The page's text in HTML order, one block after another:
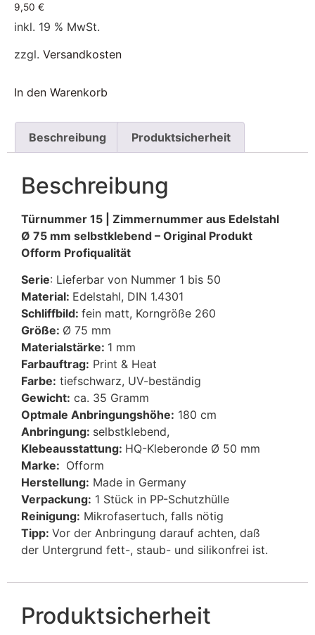
9,50 €
inkl. 19 % MwSt.
zzgl. Versandkosten
In den Warenkorb
Beschreibung Produktsicherheit
Beschreibung
Türnummer 15 | Zimmernummer aus Edelstahl
Ø 75 mm selbstklebend – Original Produkt
Ofform Profiqualität
Serie: Lieferbar von Nummer 1 bis 50
Material: Edelstahl, DIN 1.4301
Schliffbild: fein matt, Korngröße 260
Größe: Ø 75 mm
Materialstärke: 1 mm
Farbauftrag: Print & Heat
Farbe: tiefschwarz, UV-beständig
Gewicht: ca. 35 Gramm
Optmale Anbringungshöhe: 180 cm
Anbringung: selbstklebend,
Klebeausstattung: HQ-Kleberonde Ø 50 mm
Marke: Ofform
Herstellung: Made in Germany
Verpackung: 1 Stück in PP-Schutzhülle
Reinigung: Mikrofasertuch, falls nötig
Tipp: Vor der Anbringung darauf achten, daß
der Untergrund fett-, staub- und silikonfrei ist.
Produktsicherheit